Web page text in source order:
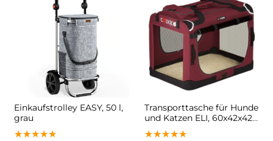
Einkaufstrolley EASY, 50 l,
grau
★★★★★
★★★★★
★★★★★
Transporttasche für Hunde
und Katzen ELI, 60x42x42
cm, dunkelrot
★★★★★
★★★★★
★★★★★